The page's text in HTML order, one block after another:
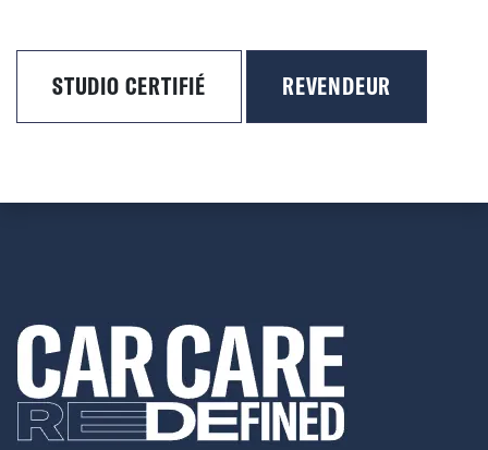
STUDIO CERTIFIÉ REVENDEUR